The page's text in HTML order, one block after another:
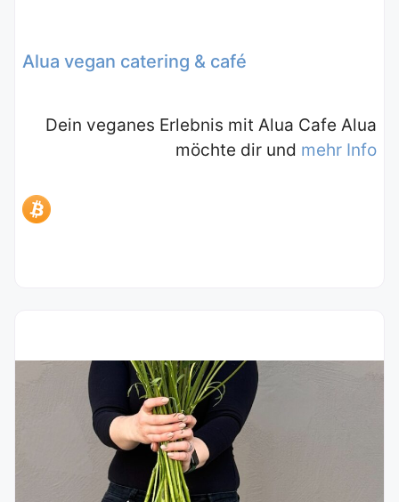
Alua vegan catering & café
Dein veganes Erlebnis mit Alua Cafe Alua
möchte dir und mehr Info